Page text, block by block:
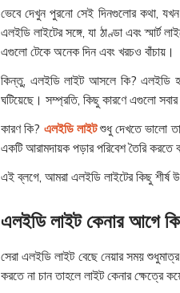
ভেবে দেখুন পুরনো সেই দিনগুলোর কথা,
এলইডি লাইটের সঙ্গে, যা ঠাণ্ডা এবং
এগুলো টেকে অনেক দিন এবং খরচও বাঁচায়।
কিন্তু, এলইডি লাইট আসলে কি? এলইডি
ঘটিয়েছে। সম্প্রতি, কিছু কারণে এগুলো সবার
কারণ কি? এলইডি লাইটশুধু দেখতে ভালো
একটি আরামদায়ক পড়ার পরিবেশ তৈরি
এই ব্লগে, আমরা এলইডি লাইটের কিছু শীর্ষ
এলইডি লাইট কেনার আগে
সেরা এলইডি লাইট বেছে নেয়ার সময়
করতে না চান তাহলে লাইট কেনার